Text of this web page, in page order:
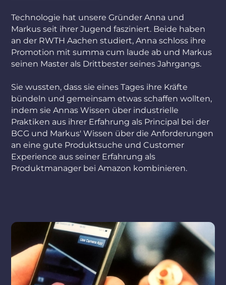
Technologie hat unsere Gründer Anna und
Markus seit ihrer Jugend fasziniert. Beide haben
an der RWTH Aachen studiert, Anna schloss ihre
Promotion mit summa cum laude ab und Markus
seinen Master als Drittbester seines Jahrgangs.
Sie wussten, dass sie eines Tages ihre Kräfte
bündeln und gemeinsam etwas schaffen wollten,
indem sie Annas Wissen über industrielle
Praktiken aus ihrer Erfahrung als Principal bei der
BCG und Markus' Wissen über die Anforderungen
an eine gute Produktsuche und Customer
Experience aus seiner Erfahrung als
Produktmanager bei Amazon kombinieren.